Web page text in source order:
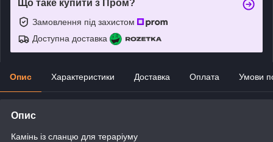
Що таке купити з Пром?
Замовлення під захистом
Доступна доставка
Опис Характеристики Доставка Оплата Умови
Опис
Камінь із сланцю для тераріуму